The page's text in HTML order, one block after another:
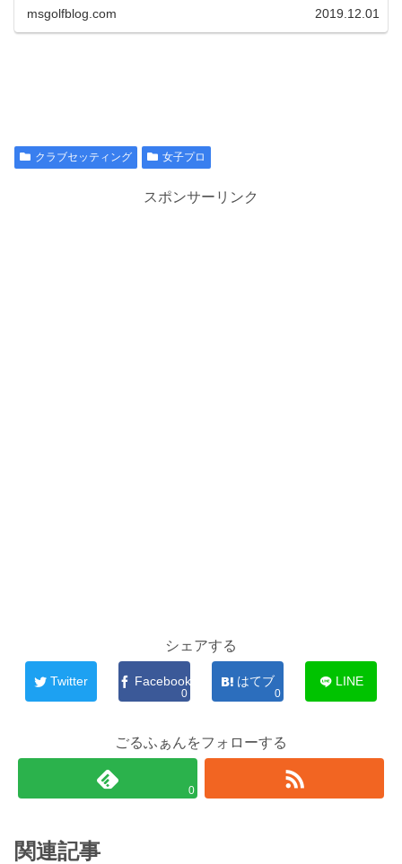
msgolfblog.com 2019.12.01
クラブセッティング 女子プロ
スポンサーリンク
シェアする
Twitter Facebook
0
はてブ
0
LINE
ごるふぁんをフォローする
0
関連記事